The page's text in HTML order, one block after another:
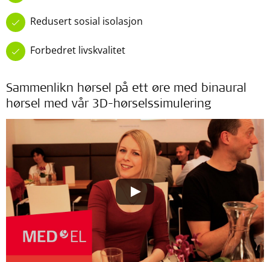
Redusert sosial isolasjon
Forbedret livskvalitet
Sammenlikn hørsel på ett øre med binaural
hørsel med vår 3D-hørselssimulering